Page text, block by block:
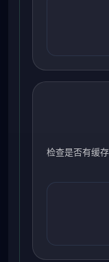
检查是否有缓